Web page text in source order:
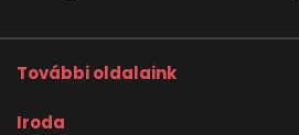
További oldalaink
Iroda